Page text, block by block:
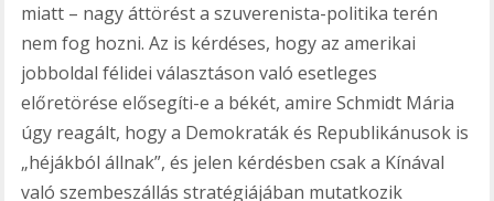
miatt – nagy áttörést a szuverenista-politika terén
nem fog hozni. Az is kérdéses, hogy az amerikai
jobboldal félidei választáson való esetleges
előretörése elősegíti-e a békét, amire Schmidt Mária
úgy reagált, hogy a Demokraták és Republikánusok is
„héjákból állnak”, és jelen kérdésben csak a Kínával
való szembeszállás stratégiájában mutatkozik